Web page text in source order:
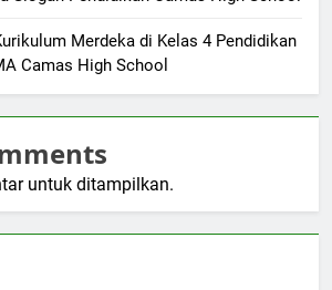
Merdeka di Kelas 4 Pendidikan
Camas High School
untuk ditampilkan.